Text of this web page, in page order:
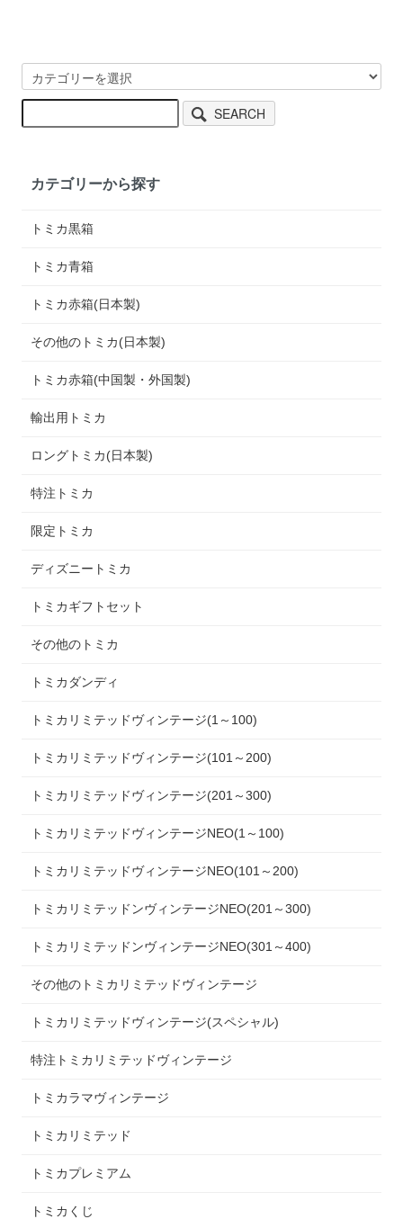
SEARCH
カテゴリーから探す
トミカ黒箱
トミカ青箱
トミカ赤箱(日本製)
その他のトミカ(日本製)
トミカ赤箱(中国製・外国製)
輸出用トミカ
ロングトミカ(日本製)
特注トミカ
限定トミカ
ディズニートミカ
トミカギフトセット
その他のトミカ
トミカダンディ
トミカリミテッドヴィンテージ(1～100)
トミカリミテッドヴィンテージ(101～200)
トミカリミテッドヴィンテージ(201～300)
トミカリミテッドヴィンテージNEO(1～100)
トミカリミテッドヴィンテージNEO(101～200)
トミカリミテッドンヴィンテージNEO(201～300)
トミカリミテッドンヴィンテージNEO(301～400)
その他のトミカリミテッドヴィンテージ
トミカリミテッドヴィンテージ(スペシャル)
特注トミカリミテッドヴィンテージ
トミカラマヴィンテージ
トミカリミテッド
トミカプレミアム
トミカくじ